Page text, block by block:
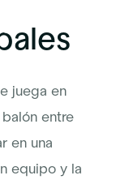
juega en
entre
en una
equipo y la